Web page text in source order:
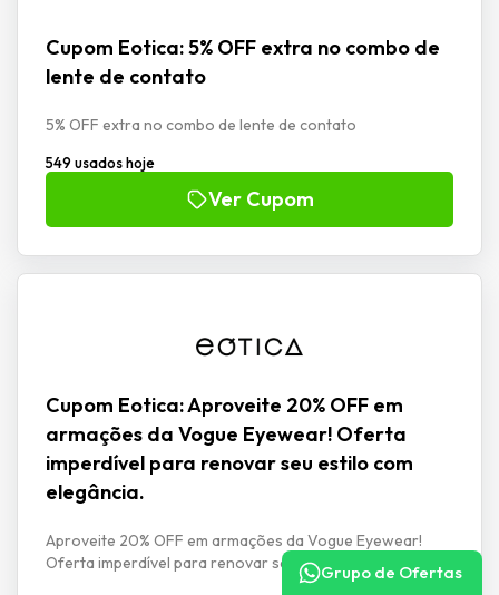
Cupom Eotica: 5% OFF extra no combo de
lente de contato
5% OFF extra no combo de lente de contato
549 usados hoje
Ver Cupom
Cupom Eotica: Aproveite 20% OFF em
armações da Vogue Eyewear! Oferta
imperdível para renovar seu estilo com
elegância.
Aproveite 20% OFF em armações da Vogue Eyewear!
Oferta imperdível para renovar seu estilo com elegância.
Grupo de Ofertas